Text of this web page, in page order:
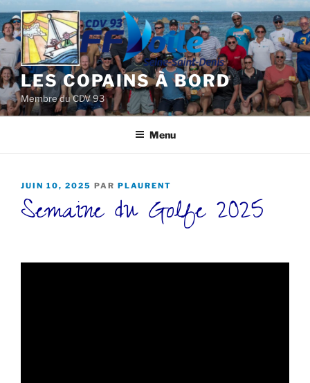
Aller
au
contenu
principal
LES COPAINS À BORD
Membre du CDV 93
Menu
PUBLIÉ
LE
JUIN 10, 2025 PAR PLAURENT
Semaine du Golfe 2025